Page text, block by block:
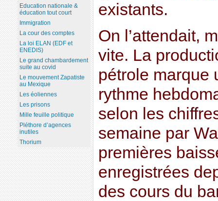
existants.
On l’attendait,
vite. La
pétrole marque
rythme
selon les
semaine par
premières
enregistrées
des cours du
Education nationale &
éducation tout court
Immigration
La cour des comptes
La loi ELAN (EDF et
ENEDIS)
Le grand chambardement
suite au covid
Le mouvement Zapatiste
au Mexique
Les éoliennes
Les prisons
Mille feuille politique
Pléthore d’agences
inutiles
Thorium